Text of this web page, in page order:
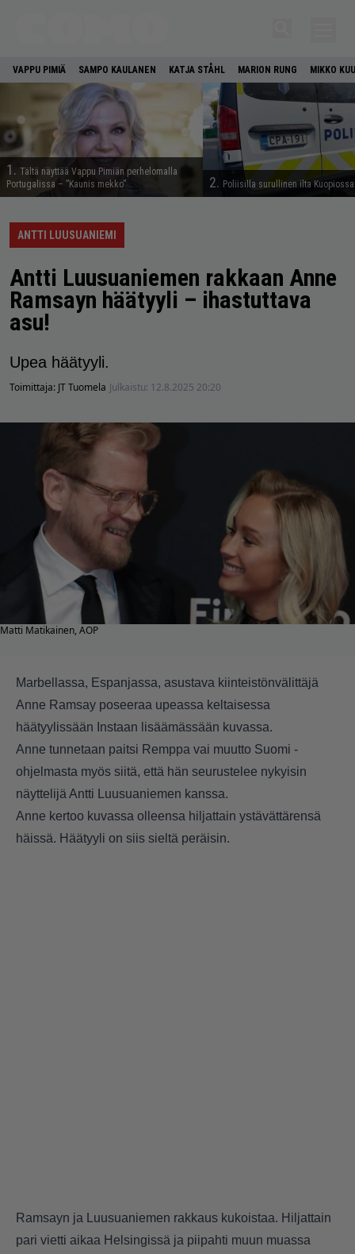
VAPPU PIMIÄ SAMPO KAULANEN KATJA STÅHL MARION RUNG MIKKO
1. Tältä näyttää Vappu Pimiän perhelomalla
Portugalissa – ”Kaunis mekko”
2. Poliisilla surullinen ilta
ANTTI LUUSUANIEMI
Antti Luusuaniemen rakkaan Anne
Ramsayn häätyyli – ihastuttava
asu!
Upea häätyyli.
Toimittaja: JT Tuomela Julkaistu: 12.8.2025 20:20
Matti Matikainen, AOP
Marbellassa, Espanjassa, asustava kiinteistönvälittäjä
Anne Ramsay poseeraa upeassa keltaisessa
häätyylissään Instaan lisäämässään kuvassa.
Anne tunnetaan paitsi Remppa vai muutto Suomi -
ohjelmasta myös siitä, että hän seurustelee nykyisin
näyttelijä Antti Luusuaniemen kanssa.
Anne kertoo kuvassa olleensa hiljattain ystävättärensä
häissä. Häätyyli on siis sieltä peräisin.
Ramsayn ja Luusuaniemen rakkaus kukoistaa. Hiljattain
pari vietti aikaa Helsingissä ja piipahti muun muassa